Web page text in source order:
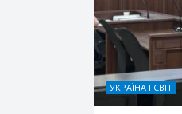
УКРАЇНА І СВІТ